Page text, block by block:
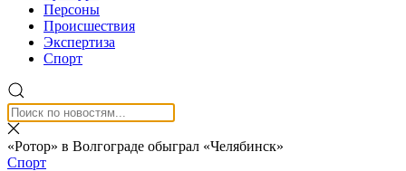
Персоны
Происшествия
Экспертиза
Спорт
«Ротор» в Волгограде обыграл «Челябинск»
Спорт